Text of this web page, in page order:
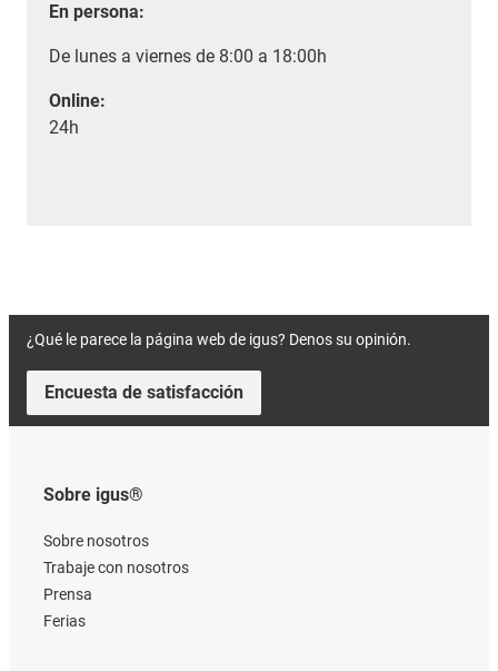
En persona:
De lunes a viernes de 8:00 a 18:00h
Online:
24h
¿Qué le parece la página web de igus? Denos su opinión.
Encuesta de satisfacción
Sobre igus®
Sobre nosotros
Trabaje con nosotros
Prensa
Ferias